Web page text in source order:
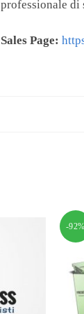
professionale di
Sales Page:
-92%